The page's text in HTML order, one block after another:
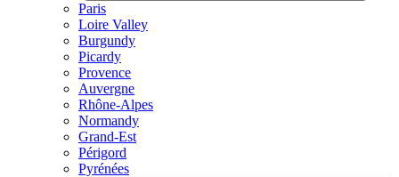
Paris
Loire Valley
Burgundy
Picardy
Provence
Auvergne
Rhône-Alpes
Normandy
Grand-Est
Périgord
Pyrénées